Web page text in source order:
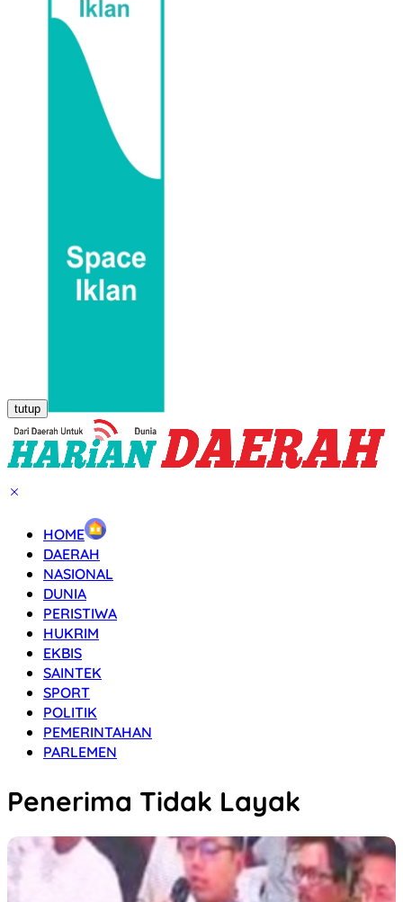
tutup
HOME
DAERAH
NASIONAL
DUNIA
PERISTIWA
HUKRIM
EKBIS
SAINTEK
SPORT
POLITIK
PEMERINTAHAN
PARLEMEN
Penerima Tidak Layak